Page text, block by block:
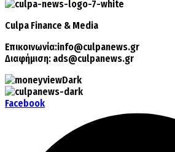
Culpa Finance & Media
Επικοινωνία:info@culpanews.gr
Διαφήμιση: ads@culpanews.gr
Facebook